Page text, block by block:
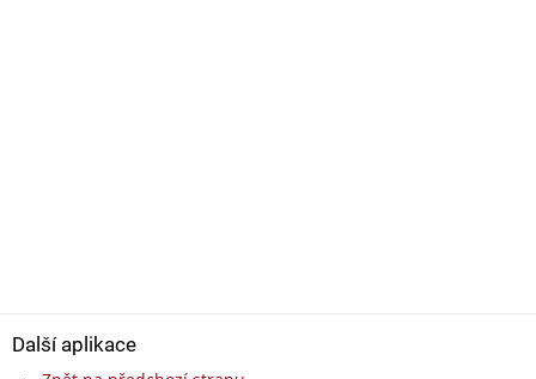
Další aplikace